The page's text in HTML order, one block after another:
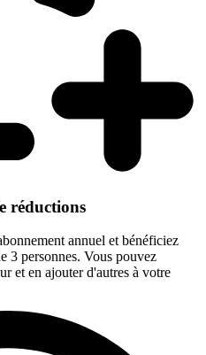
réductions
annuel et bénéficiez
3 personnes. Vous pouvez
et en ajouter d'autres à votre